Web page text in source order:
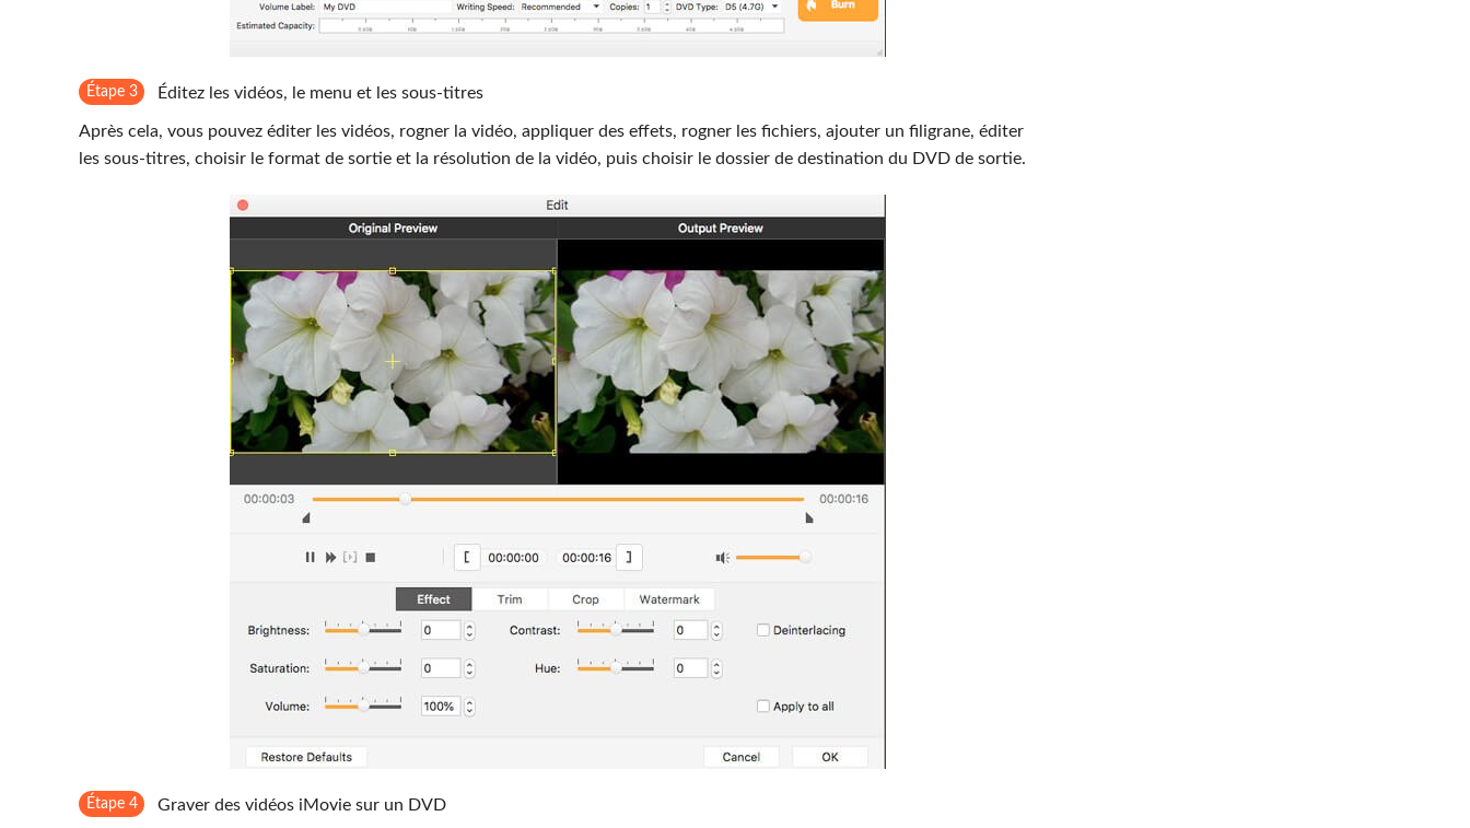
Étape 3 Éditez les vidéos, le menu et les sous-titres
Après cela, vous pouvez éditer les vidéos, rogner la vidéo, appliquer des effets, rogner les fichiers, ajouter un filigrane, éditer
les sous-titres, choisir le format de sortie et la résolution de la vidéo, puis choisir le dossier de destination du DVD de sortie.
Étape 4 Graver des vidéos iMovie sur un DVD